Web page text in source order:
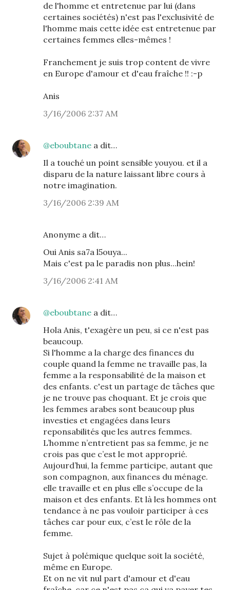
de l'homme et entretenue par lui (dans
certaines sociétés) n'est pas l'exclusivité de
l'homme mais cette idée est entretenue par
certaines femmes elles-mêmes !
Franchement je suis trop content de vivre
en Europe d'amour et d'eau fraîche !! :-p
Anis
3/16/2006 2:37 AM
@eboubtane a dit…
Il a touché un point sensible youyou. et il a
disparu de la nature laissant libre cours à
notre imagination.
3/16/2006 2:39 AM
Anonyme a dit…
Oui Anis sa7a l5ouya...
Mais c'est pa le paradis non plus...hein!
3/16/2006 2:41 AM
@eboubtane a dit…
Hola Anis, t'exagère un peu, si ce n'est pas
beaucoup.
Si l'homme a la charge des finances du
couple quand la femme ne travaille pas, la
femme a la responsabilité de la maison et
des enfants. c'est un partage de tâches que
je ne trouve pas choquant. Et je crois que
les femmes arabes sont beaucoup plus
investies et engagées dans leurs
reponsabilités que les autres femmes.
L’homme n’entretient pas sa femme, je ne
crois pas que c’est le mot approprié.
Aujourd’hui, la femme participe, autant que
son compagnon, aux finances du ménage.
elle travaille et en plus elle s’occupe de la
maison et des enfants. Et là les hommes ont
tendance à ne pas vouloir participer à ces
tâches car pour eux, c’est le rôle de la
femme.
Sujet à polémique quelque soit la société,
même en Europe.
Et on ne vit nul part d'amour et d'eau